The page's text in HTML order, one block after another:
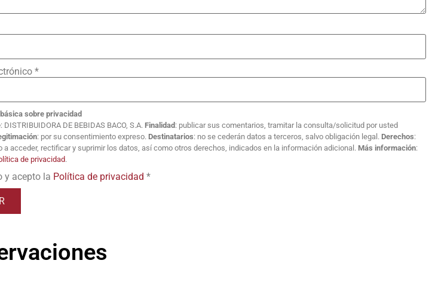
*
sobre privacidad
: DISTRIBUIDORA DE BEBIDAS BACO, S.A. Finalidad : publicar sus comentarios, tramitar la consulta/solicitud por usted
: por su consentimiento expreso. Destinatarios: no se cederán datos a terceros, salvo obligación legal. Derechos:
a acceder, rectificar y suprimir los datos, así como otros derechos, indicados en la información adicional. Más información:
de privacidad.
y acepto la Política de privacidad *